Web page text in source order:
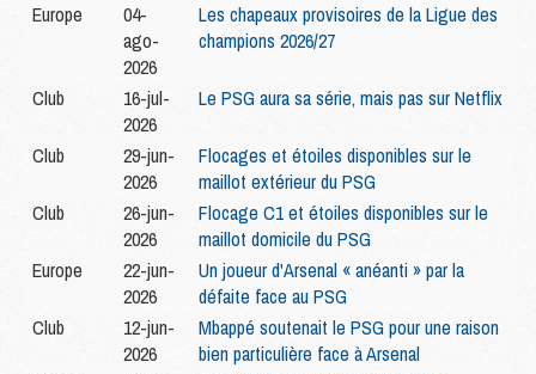
Europe
04-
ago-
2026
Les chapeaux provisoires de la Ligue des
champions 2026/27
Club
16-jul-
2026
Le PSG aura sa série, mais pas sur Netflix
Club
29-jun-
2026
Flocages et étoiles disponibles sur le
maillot extérieur du PSG
Club
26-jun-
2026
Flocage C1 et étoiles disponibles sur le
maillot domicile du PSG
Europe
22-jun-
2026
Un joueur d'Arsenal « anéanti » par la
défaite face au PSG
Club
12-jun-
2026
Mbappé soutenait le PSG pour une raison
bien particulière face à Arsenal